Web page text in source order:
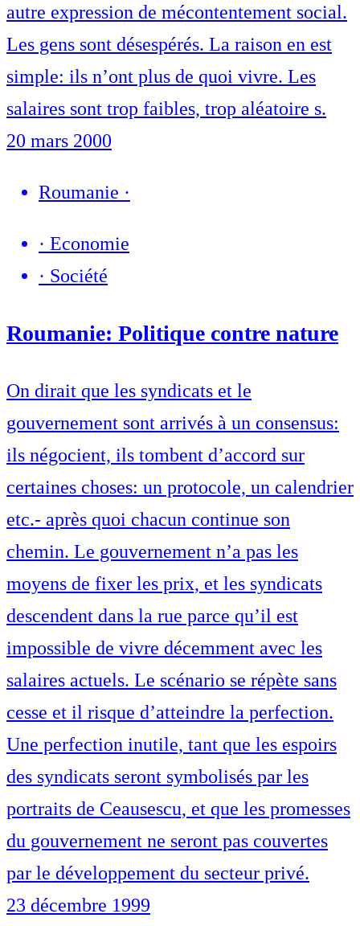
autre expression de mécontentement social.
Les gens sont désespérés. La raison en est
simple: ils n’ont plus de quoi vivre. Les
salaires sont trop faibles, trop aléatoire s.
20 mars 2000
Roumanie ·
· Economie
· Société
Roumanie: Politique contre nature
On dirait que les syndicats et le
gouvernement sont arrivés à un consensus:
ils négocient, ils tombent d’accord sur
certaines choses: un protocole, un calendrier
etc.- après quoi chacun continue son
chemin. Le gouvernement n’a pas les
moyens de fixer les prix, et les syndicats
descendent dans la rue parce qu’il est
impossible de vivre décemment avec les
salaires actuels. Le scénario se répète sans
cesse et il risque d’atteindre la perfection.
Une perfection inutile, tant que les espoirs
des syndicats seront symbolisés par les
portraits de Ceausescu, et que les promesses
du gouvernement ne seront pas couvertes
par le développement du secteur privé.
23 décembre 1999